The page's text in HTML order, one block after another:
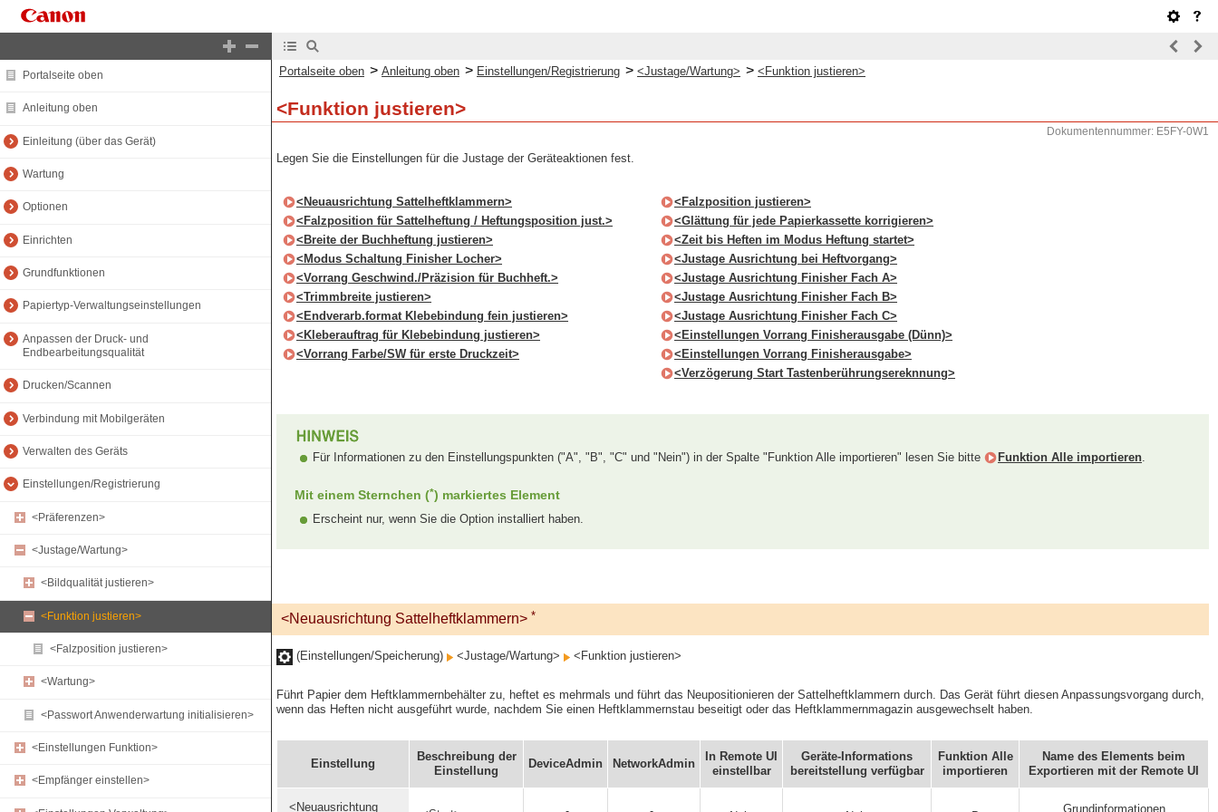
Portalseite oben
Anleitung oben
Einleitung (über das Gerät)
Wartung
Optionen
Einrichten
Grundfunktionen
Papiertyp-Verwaltungseinstellungen
Anpassen der Druck- und
Endbearbeitungsqualität
Drucken/Scannen
Verbindung mit Mobilgeräten
Verwalten des Geräts
Einstellungen/Registrierung
<Präferenzen>
<Justage/Wartung>
<Bildqualität justieren>
<Funktion justieren>
<Falzposition justieren>
<Wartung>
<Passwort Anwenderwartung initialisieren>
<Einstellungen Funktion>
<Empfänger einstellen>
Portalseite oben > Anleitung oben > Einstellungen/Registrierung > <Justage/Wartung> > <Funktion justieren>
<Funktion justieren>
Dokumentennummer: E5FY-0W1
Legen Sie die Einstellungen für die Justage der Geräteaktionen fest.
<Neuausrichtung Sattelheftklammern>
<Falzposition für Sattelheftung / Heftungsposition just.>
<Breite der Buchheftung justieren>
<Modus Schaltung Finisher Locher>
<Vorrang Geschwind./Präzision für Buchheft.>
<Trimmbreite justieren>
<Endverarb.format Klebebindung fein justieren>
<Kleberauftrag für Klebebindung justieren>
<Vorrang Farbe/SW für erste Druckzeit>
<Falzposition justieren>
<Glättung für jede Papierkassette korrigieren>
<Zeit bis Heften im Modus Heftung startet>
<Justage Ausrichtung bei Heftvorgang>
<Justage Ausrichtung Finisher Fach A>
<Justage Ausrichtung Finisher Fach B>
<Justage Ausrichtung Finisher Fach C>
<Einstellungen Vorrang Finisherausgabe (Dünn)>
<Einstellungen Vorrang Finisherausgabe>
<Verzögerung Start Tastenberührungsereknnung>
Für Informationen zu den Einstellungspunkten ("A", "B", "C" und "Nein") in der Spalte "Funktion Alle importieren" lesen Sie bitte Funktion Alle importieren.
Mit einem Sternchen (*) markiertes Element
Erscheint nur, wenn Sie die Option installiert haben.
<Neuausrichtung Sattelheftklammern> *
(Einstellungen/Speicherung) <Justage/Wartung> <Funktion justieren>
Führt Papier dem Heftklammernbehälter zu, heftet es mehrmals und führt das Neupositionieren der Sattelheftklammern durch. Das Gerät führt diesen Anpassungsvorgang durch,
wenn das Heften nicht ausgeführt wurde, nachdem Sie einen Heftklammernstau beseitigt oder das Heftklammernmagazin ausgewechselt haben.
Einstellung
Beschreibung der
Einstellung
DeviceAdmin NetworkAdmin
In Remote UI
einstellbar
Geräte-Informations
bereitstellung verfügbar
Funktion Alle
importieren
Name des Elements beim
Exportieren mit der Remote UI
<Neuausrichtung Grundinformationen